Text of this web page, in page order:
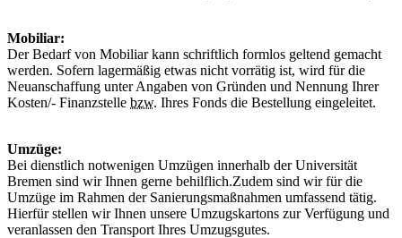
Mobiliar:
Der Bedarf von Mobiliar kann schriftlich formlos geltend gemacht
werden. Sofern lagermäßig etwas nicht vorrätig ist, wird für die
Neuanschaffung unter Angaben von Gründen und Nennung Ihrer
Kosten/- Finanzstelle bzw. Ihres Fonds die Bestellung eingeleitet.
Umzüge:
Bei dienstlich notwenigen Umzügen innerhalb der Universität
Bremen sind wir Ihnen gerne behilflich.Zudem sind wir für die
Umzüge im Rahmen der Sanierungsmaßnahmen umfassend tätig.
Hierfür stellen wir Ihnen unsere Umzugskartons zur Verfügung und
veranlassen den Transport Ihres Umzugsgutes.